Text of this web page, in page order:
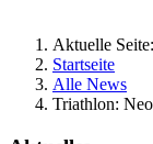
Aktuelle Seite:
Startseite
Alle News
Triathlon: